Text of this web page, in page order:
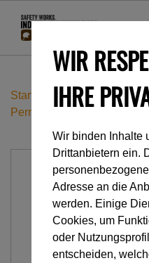
Startseite Industrieklettern
Permanent
WIR
IHRE
Wir binden Inhalte
Drittanbietern ein.
Adresse an die
werden. Einige
Cookies, um
oder
entscheiden,